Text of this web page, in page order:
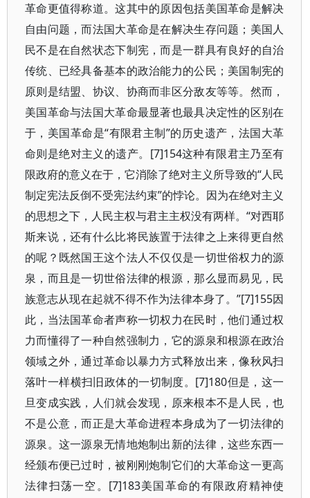
革命更值得称道。这其中的原因包括美国革命是解决
自由问题，而法国大革命是在解决生存问题；美国人
民不是在自然状态下制宪，而是一群具有良好的自治
传统、已经具备基本的政治能力的公民；美国制宪的
原则是结盟、协议、协商而非区分敌友等等。然而，
美国革命与法国大革命最显著也最具决定性的区别在
于，美国革命是“有限君主制”的历史遗产，法国大革
命则是绝对主义的遗产。[7]154这种有限君主乃至有
限政府的意义在于，它消除了绝对主义所导致的“人民
制定宪法反倒不受宪法约束”的悖论。因为在绝对主义
的思想之下，人民主权与君主主权没有两样。“对西耶
斯来说，还有什么比将民族置于法律之上来得更自然
的呢？既然国王这个法人不仅仅是一切世俗权力的源
泉，而且是一切世俗法律的根源，那么显而易见，民
族意志从现在起就不得不作为法律本身了。”[7]155因
此，当法国革命者声称一切权力在民时，他们通过权
力而懂得了一种自然强制力，它的源泉和根源在政治
领域之外，通过革命以暴力方式释放出来，像秋风扫
落叶一样横扫旧政体的一切制度。[7]180但是，这一
旦变成实践，人们就会发现，原来根本不是人民，也
不是公意，而正是大革命进程本身成为了一切法律的
源泉。这一源泉无情地炮制出新的法律，这些东西一
经颁布便已过时，被刚刚炮制它们的大革命这一更高
法律扫荡一空。[7]183美国革命的有限政府精神使